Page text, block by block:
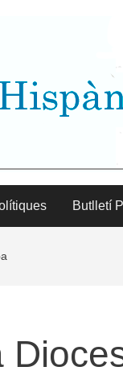
Butlletí